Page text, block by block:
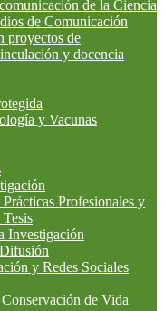
de la Ciencia
de Comunicación
proyectos de
y docencia
y Vacunas
Profesionales y
Investigación
y Redes Sociales
de Vida